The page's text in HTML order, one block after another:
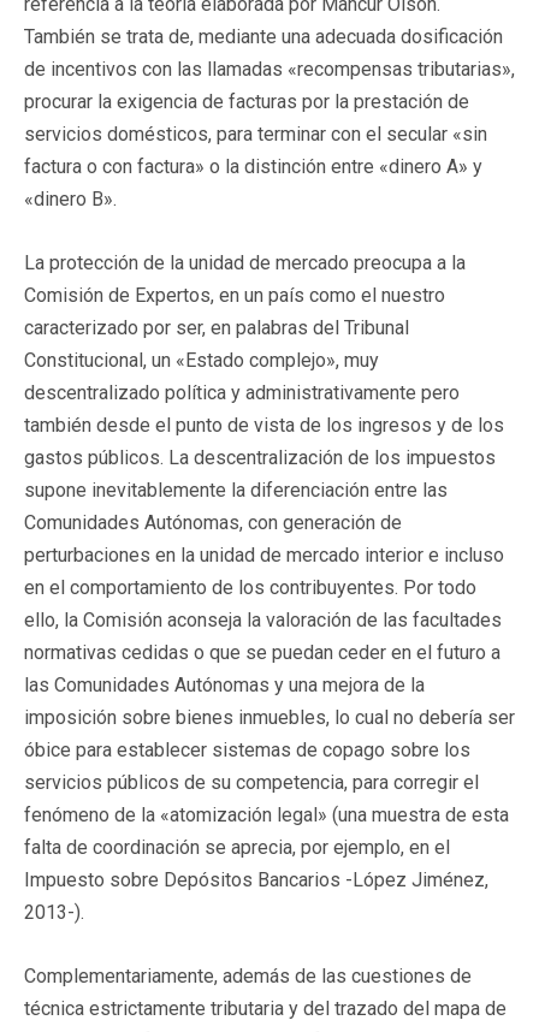
También se trata de, mediante una adecuada dosificación
de incentivos con las llamadas «recompensas tributarias»,
procurar la exigencia de facturas por la prestación de
servicios domésticos, para terminar con el secular «sin
factura o con factura» o la distinción entre «dinero A» y
«dinero B».
La protección de la unidad de mercado preocupa a la
Comisión de Expertos, en un país como el nuestro
caracterizado por ser, en palabras del Tribunal
Constitucional, un «Estado complejo», muy
descentralizado política y administrativamente pero
también desde el punto de vista de los ingresos y de los
gastos públicos. La descentralización de los impuestos
supone inevitablemente la diferenciación entre las
Comunidades Autónomas, con generación de
perturbaciones en la unidad de mercado interior e incluso
en el comportamiento de los contribuyentes. Por todo
ello, la Comisión aconseja la valoración de las facultades
normativas cedidas o que se puedan ceder en el futuro a
las Comunidades Autónomas y una mejora de la
imposición sobre bienes inmuebles, lo cual no debería ser
óbice para establecer sistemas de copago sobre los
servicios públicos de su competencia, para corregir el
fenómeno de la «atomización legal» (una muestra de esta
falta de coordinación se aprecia, por ejemplo, en el
Impuesto sobre Depósitos Bancarios -López Jiménez,
2013-).
Complementariamente, además de las cuestiones de
técnica estrictamente tributaria y del trazado del mapa de